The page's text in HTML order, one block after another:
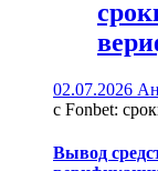
02.07.2026
с Fonbet:
Вывод